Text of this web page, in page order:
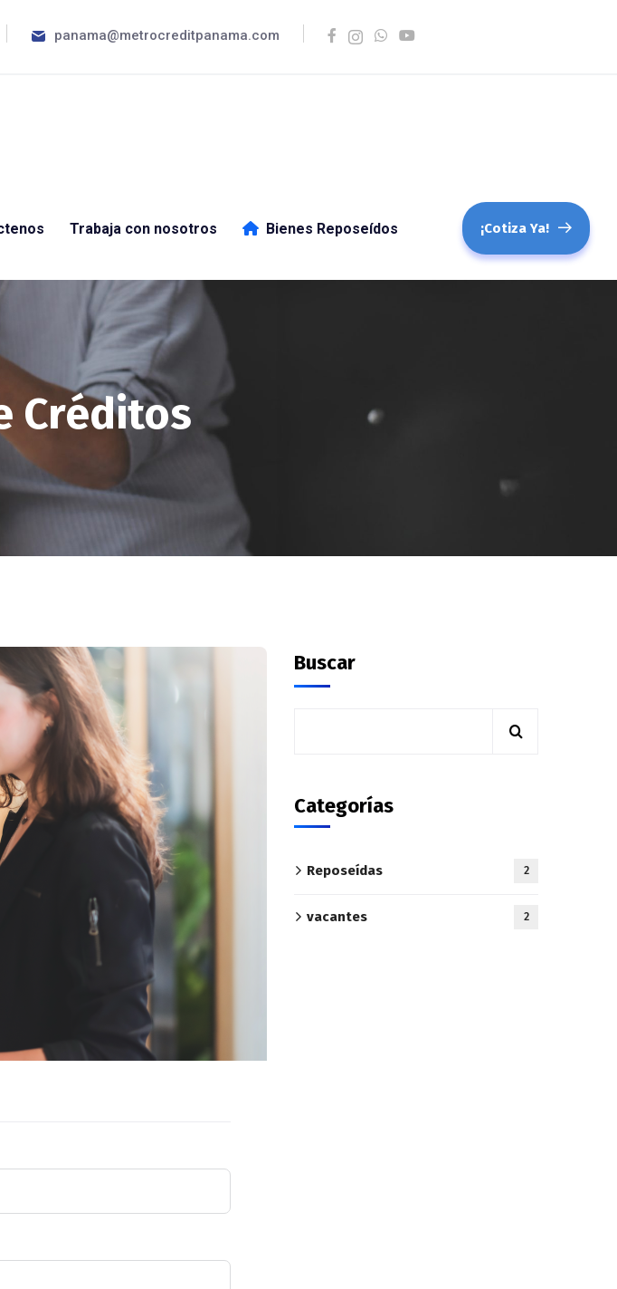
panama@metrocreditpanama.com
Trabaja con nosotros Bienes Reposeídos ¡Cotiza Ya!
Créditos
Buscar
Categorías
Reposeídas 2
vacantes 2